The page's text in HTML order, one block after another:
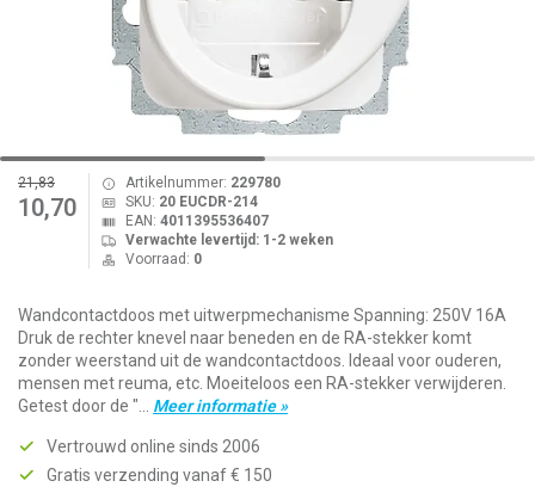
21,83
10,70
Artikelnummer: 229780
SKU: 20 EUCDR-214
EAN: 4011395536407
Verwachte levertijd: 1-2 weken
Voorraad: 0
Wandcontactdoos met uitwerpmechanisme Spanning: 250V 16A
Druk de rechter knevel naar beneden en de RA-stekker komt
zonder weerstand uit de wandcontactdoos. Ideaal voor ouderen,
mensen met reuma, etc. Moeiteloos een RA-stekker verwijderen.
Getest door de "... Meer informatie »
Vertrouwd online sinds 2006
Gratis verzending vanaf € 150